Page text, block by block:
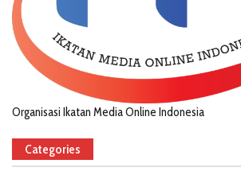
Organisasi Ikatan Media Online Indonesia
Categories